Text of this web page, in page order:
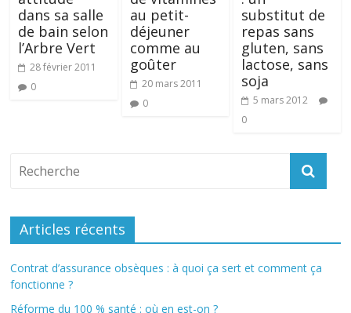
dans sa salle
de bain selon
l’Arbre Vert
28 février 2011
0
au petit-
déjeuner
comme au
goûter
20 mars 2011
0
substitut de
repas sans
gluten, sans
lactose, sans
soja
5 mars 2012
0
Articles récents
Contrat d’assurance obsèques : à quoi ça sert et comment ça
fonctionne ?
Réforme du 100 % santé : où en est-on ?